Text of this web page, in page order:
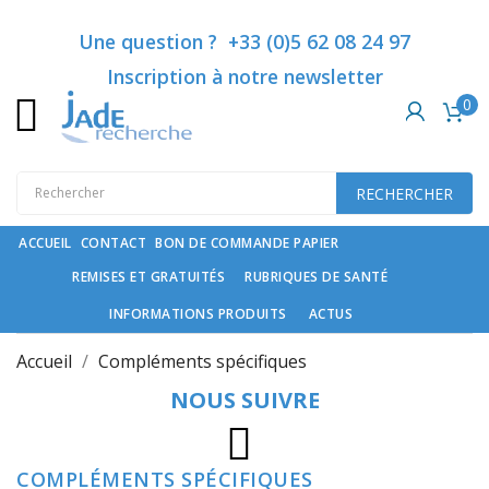
Ajouter à ma liste d'envies
add_circle_outline Créer une nouvelle liste
Créer une liste d'envies
Nom de la liste d'envies
Annuler Créer une liste d'envies
((modalTitle))
((confirmMessage))
((modalDeleteText))
Connexion
Vous devez être connecté pour ajouter des produits à
votre liste d'envies.
Connexion
Une question ? +33 (0)5 62 08 24 97
Inscription à notre newsletter
Rubriques
de
spécifiques
Cosmétiques
de
gamme
0
RECHERCHER
ACCUEIL CONTACT BON DE COMMANDE PAPIER
REMISES ET GRATUITÉS
RUBRIQUES DE SANTÉ
INFORMATIONS PRODUITS
ACTUS
Accueil Compléments spécifiques
NOUS SUIVRE
COMPLÉMENTS SPÉCIFIQUES